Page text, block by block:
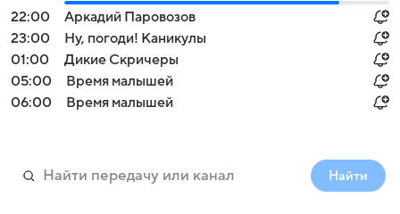
22:00
Аркадий Паровозов
23:00
Ну, погоди! Каникулы
01:00
Дикие Скричеры
05:00
Время малышей
06:00
Время малышей
Найти